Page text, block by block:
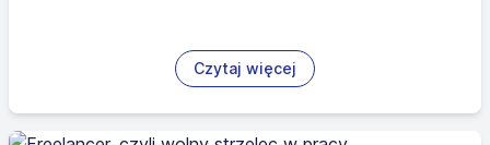
Czytaj więcej